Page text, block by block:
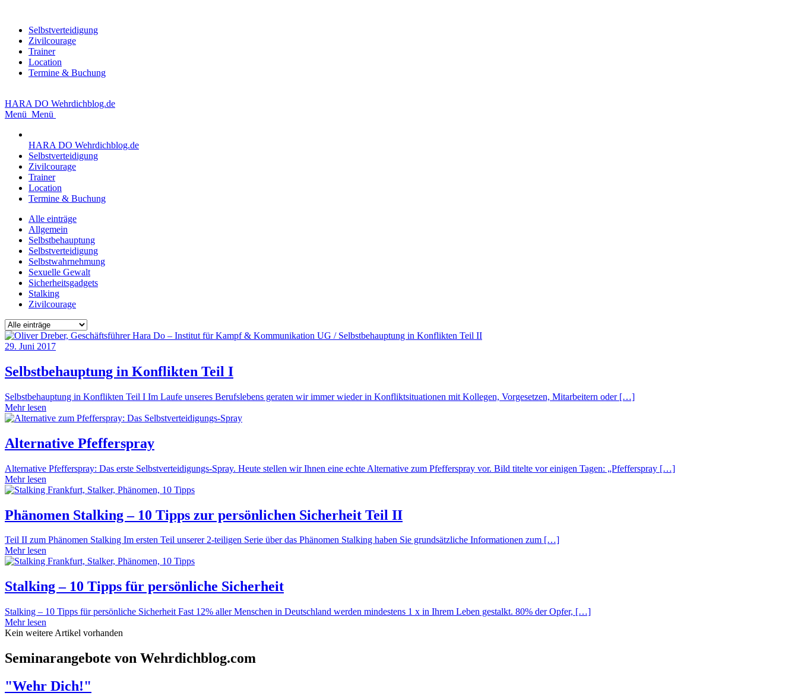
Selbstverteidigung
Zivilcourage
Trainer
Location
Termine & Buchung
HARA DO Wehrdichblog.de
Menü Menü
HARA DO Wehrdichblog.de
Selbstverteidigung
Zivilcourage
Trainer
Location
Termine & Buchung
Alle einträge
Allgemein
Selbstbehauptung
Selbstverteidigung
Selbstwahrnehmung
Sexuelle Gewalt
Sicherheitsgadgets
Stalking
Zivilcourage
29. Juni 2017
Selbstbehauptung in Konflikten Teil I
Selbstbehauptung in Konflikten Teil I Im Laufe unseres Berufslebens geraten wir immer wieder in Konfliktsituationen mit Kollegen, Vorgesetzen, Mitarbeitern oder […]
Mehr lesen
Alternative Pfefferspray
Alternative Pfefferspray: Das erste Selbstverteidigungs-Spray. Heute stellen wir Ihnen eine echte Alternative zum Pfefferspray vor. Bild titelte vor einigen Tagen: „Pfefferspray […]
Mehr lesen
Phänomen Stalking – 10 Tipps zur persönlichen Sicherheit Teil II
Teil II zum Phänomen Stalking Im ersten Teil unserer 2-teiligen Serie über das Phänomen Stalking haben Sie grundsätzliche Informationen zum […]
Mehr lesen
Stalking – 10 Tipps für persönliche Sicherheit
Stalking – 10 Tipps für persönliche Sicherheit Fast 12% aller Menschen in Deutschland werden mindestens 1 x in Ihrem Leben gestalkt. 80% der Opfer, […]
Mehr lesen
Kein weitere Artikel vorhanden
Seminarangebote von Wehrdichblog.com
"Wehr Dich!"